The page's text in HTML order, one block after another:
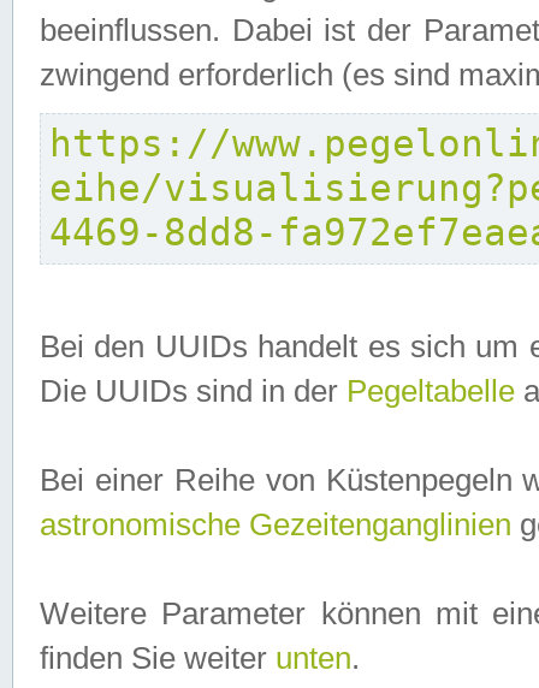
beeinflussen. Dabei ist der
zwingend erforderlich (es sind
https://
eihe/
4469-8dd8-
Bei den UUIDs handelt es sich um
Die UUIDs sind in der Pegeltabelle
Bei einer Reihe von Küstenpegeln
astronomische Gezeitenganglinien
Weitere Parameter können mit
finden Sie weiter unten.